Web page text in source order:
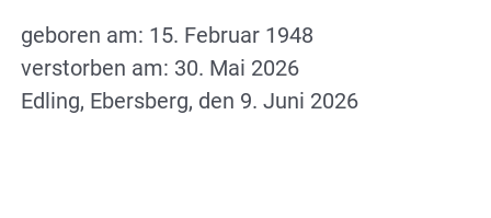
geboren am: 15. Februar 1948
verstorben am: 30. Mai 2026
Edling, Ebersberg, den 9. Juni 2026